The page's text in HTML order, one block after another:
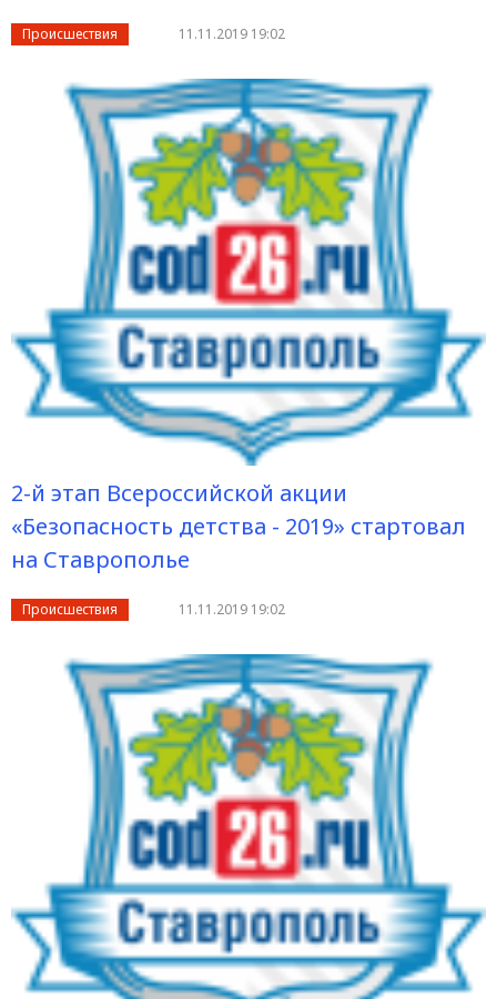
Происшествия 11.11.2019 19:02
2-й этап Всероссийской акции
«Безопасность детства - 2019» стартовал
на Ставрополье
Происшествия 11.11.2019 19:02